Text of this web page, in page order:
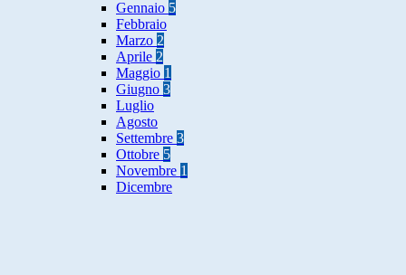
Gennaio 5
Febbraio
Marzo 2
Aprile 2
Maggio 1
Giugno 3
Luglio
Agosto
Settembre 3
Ottobre 5
Novembre 1
Dicembre